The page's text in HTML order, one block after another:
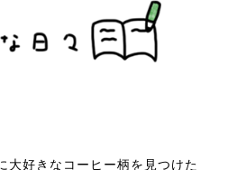
大好きなコーヒー柄を見つけた